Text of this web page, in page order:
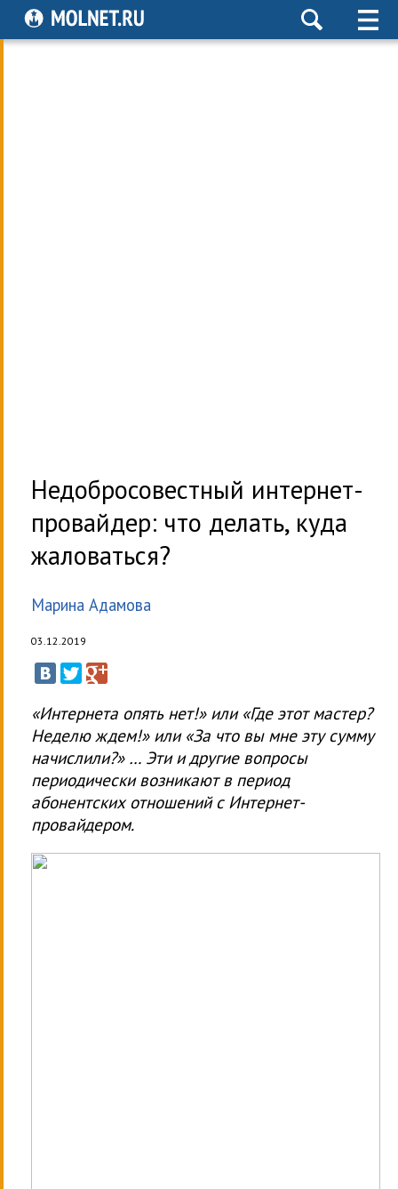
Недобросовестный интернет-
провайдер: что делать, куда
жаловаться?
Марина Адамова
03.12.2019
«Интернета опять нет!» или «Где этот мастер?
Неделю ждем!» или «За что вы мне эту сумму
начислили?» … Эти и другие вопросы
периодически возникают в период
абонентских отношений с Интернет-
провайдером.